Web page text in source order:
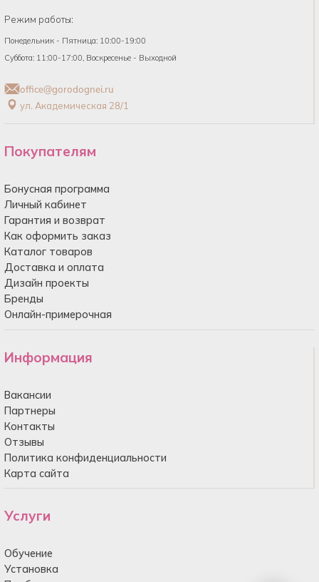
Режим работы:
Понедельник - Пятница: 10:00-19:00
Суббота: 11:00-17:00, Воскресенье - Выходной
office@gorodognei.ru
ул. Академическая 28/1
Покупателям
Бонусная программа
Личный кабинет
Гарантия и возврат
Как оформить заказ
Каталог товаров
Доставка и оплата
Дизайн проекты
Бренды
Онлайн-примерочная
Информация
Вакансии
Партнеры
Контакты
Отзывы
Политика конфиденциальности
Карта сайта
Услуги
Обучение
Установка